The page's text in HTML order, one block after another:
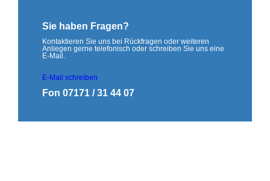
Sie haben Fragen?
Kontaktieren Sie uns bei Rückfragen oder weiteren
Anliegen gerne telefonisch oder schreiben Sie uns eine
E-Mail.
E-Mail schreiben
Fon 07171 / 31 44 07